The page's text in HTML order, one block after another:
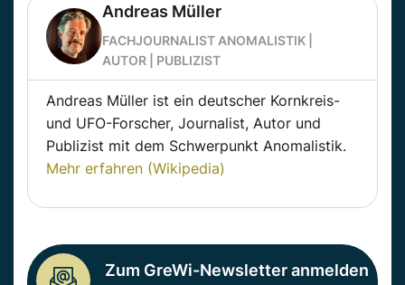
Andreas Müller
FACHJOURNALIST ANOMALISTIK |
AUTOR | PUBLIZIST
Andreas Müller ist ein deutscher Kornkreis-
und UFO-Forscher, Journalist, Autor und
Publizist mit dem Schwerpunkt Anomalistik.
Mehr erfahren (Wikipedia)
Zum GreWi-Newsletter anmelden